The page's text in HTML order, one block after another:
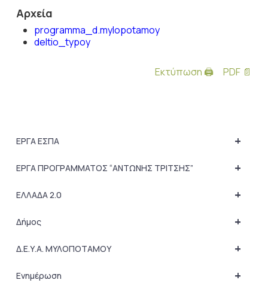
Αρχεία
programma_d.mylopotamoy
deltio_typoy
Εκτύπωση 🖨 PDF 📄
+
ΕΡΓΑ ΕΣΠΑ
+
ΕΡΓΑ ΠΡΟΓΡΑΜΜΑΤΟΣ “ΑΝΤΩΝΗΣ ΤΡΙΤΣΗΣ”
+
ΕΛΛΑΔΑ 2.0
+
Δήμος
+
Δ.Ε.Υ.Α. ΜΥΛΟΠΟΤΑΜΟΥ
+
Ενημέρωση